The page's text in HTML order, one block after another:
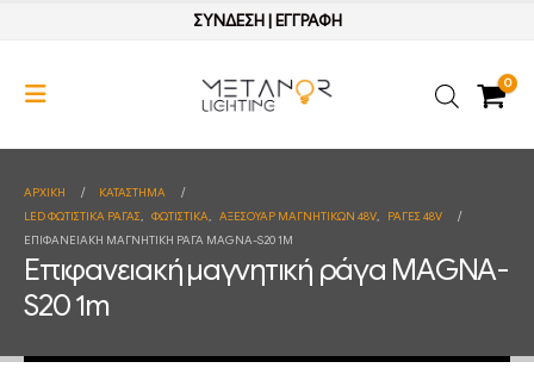
ΣΥΝΔΕΣΗ| ΕΓΓΡΑΦΗ
0
ΑΡΧΙΚΉ
ΚΑΤΆΣΤΗΜΑ
LED ΦΩΤΙΣΤΙΚΑ ΡΑΓΑΣ, ΦΩΤΙΣΤΙΚΑ, ΑΞΕΣΟΥΑΡ ΜΑΓΝΗΤΙΚΩΝ 48V,
ΡΑΓΕΣ 48V
ΕΠΙΦΑΝΕΙΑΚΉ ΜΑΓΝΗΤΙΚΉ ΡΆΓΑ MAGNA-S20 1M
Επιφανειακή μαγνητική ράγα MAGNA-
S20 1m